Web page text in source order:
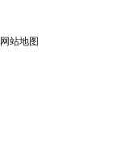
网站地图